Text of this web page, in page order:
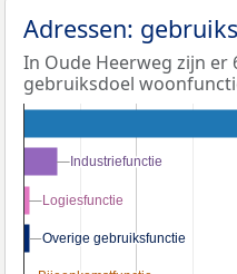
Adressen:
In Oude Heerweg zijn
gebruiksdoel
Industriefunctie
Industriefunctie
Logiesfunctie
Logiesfunctie
Overige gebruiksfunctie
Overige gebruiksfunctie